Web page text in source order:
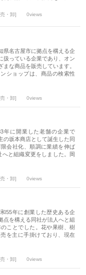
・卸] 0views
県名古屋市に拠点を構える企
扱っている企業であり、オン
まな商品を販売しています。
ショップは、商品の検索性
・卸] 0views
年に開業した老舗の企業で
の坂本商店として誕生した同
会社化、順調に業績を伸ば
へと組織変更をしました。岡
・卸] 0views
55年に創業した歴史ある企
点を構える同社が法人へと組
ことでした。花や果樹、樹
を主に手掛けており、現在
・卸] 0views